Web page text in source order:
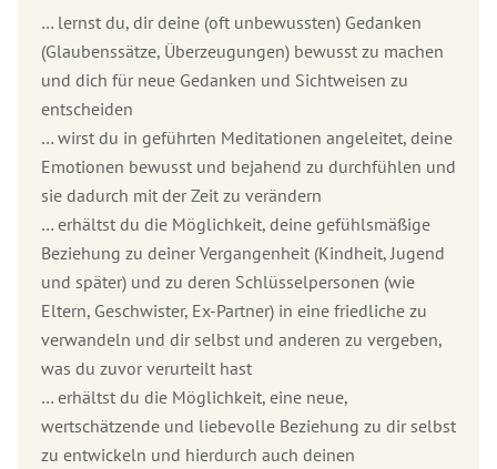
… lernst du, dir deine (oft unbewussten) Gedanken
(Glaubenssätze, Überzeugungen) bewusst zu machen
und dich für neue Gedanken und Sichtweisen zu
entscheiden
… wirst du in geführten Meditationen angeleitet, deine
Emotionen bewusst und bejahend zu durchfühlen und
sie dadurch mit der Zeit zu verändern
… erhältst du die Möglichkeit, deine gefühlsmäßige
Beziehung zu deiner Vergangenheit (Kindheit, Jugend
und später) und zu deren Schlüsselpersonen (wie
Eltern, Geschwister, Ex-Partner) in eine friedliche zu
verwandeln und dir selbst und anderen zu vergeben,
was du zuvor verurteilt hast
… erhältst du die Möglichkeit, eine neue,
wertschätzende und liebevolle Beziehung zu dir selbst
zu entwickeln und hierdurch auch deinen